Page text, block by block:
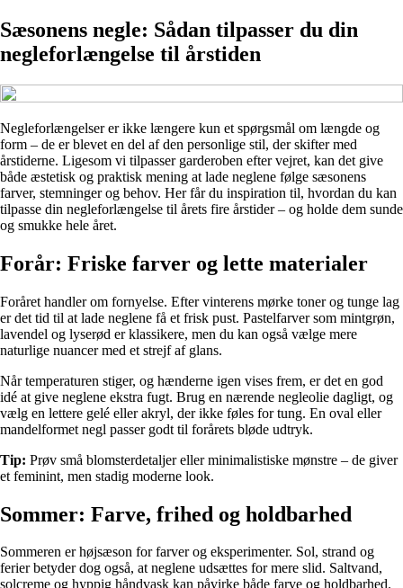
Sæsonens negle: Sådan tilpasser du din
negleforlængelse til årstiden
Negleforlængelser er ikke længere kun et spørgsmål om længde og
form – de er blevet en del af den personlige stil, der skifter med
årstiderne. Ligesom vi tilpasser garderoben efter vejret, kan det give
både æstetisk og praktisk mening at lade neglene følge sæsonens
farver, stemninger og behov. Her får du inspiration til, hvordan du kan
tilpasse din negleforlængelse til årets fire årstider – og holde dem sunde
og smukke hele året.
Forår: Friske farver og lette materialer
Foråret handler om fornyelse. Efter vinterens mørke toner og tunge lag
er det tid til at lade neglene få et frisk pust. Pastelfarver som mintgrøn,
lavendel og lyserød er klassikere, men du kan også vælge mere
naturlige nuancer med et strejf af glans.
Når temperaturen stiger, og hænderne igen vises frem, er det en god
idé at give neglene ekstra fugt. Brug en nærende negleolie dagligt, og
vælg en lettere gelé eller akryl, der ikke føles for tung. En oval eller
mandelformet negl passer godt til forårets bløde udtryk.
Tip: Prøv små blomsterdetaljer eller minimalistiske mønstre – de giver
et feminint, men stadig moderne look.
Sommer: Farve, frihed og holdbarhed
Sommeren er højsæson for farver og eksperimenter. Sol, strand og
ferier betyder dog også, at neglene udsættes for mere slid. Saltvand,
solcreme og hyppig håndvask kan påvirke både farve og holdbarhed.